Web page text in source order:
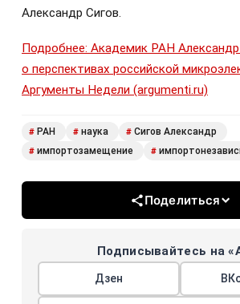
Александр Сигов.
Подробнее: Академик РАН Александр
о перспективах российской
Аргументы Недели (argumenti.ru)
# РАН # наука # Сигов Александр
# импортозамещение #
Поделиться
Подписывайтесь на
Дзен